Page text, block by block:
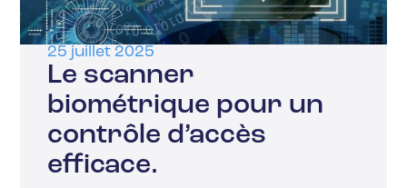
25 juillet 2025
Le scanner
biométrique pour un
contrôle d’accès
efficace.